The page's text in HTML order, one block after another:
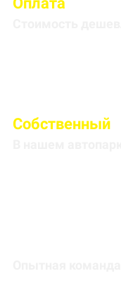
Собственный